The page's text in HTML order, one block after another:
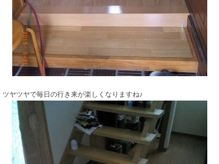
ツヤツヤで毎日の行き来が楽しくなりますね♪